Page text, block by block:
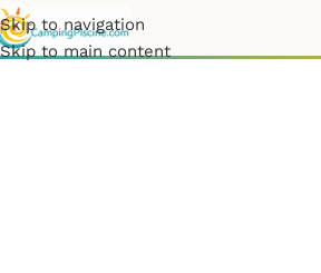
Skip to navigation
Skip to main content
Aquitaine»Gironde